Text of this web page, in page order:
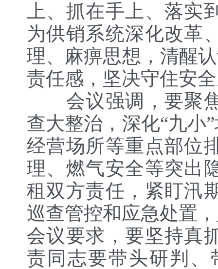
上、抓在手上、落
为供销系统深化改革
理、麻痹思想，清醒
责任感，坚决守住安
会议强调，要聚焦
查大整治，深化“九小
经营场所等重点部位
理、燃气安全等突出
租双方责任，紧盯汛
巡查管控和应急处置
会议要求，要坚持真
责同志要带头研判